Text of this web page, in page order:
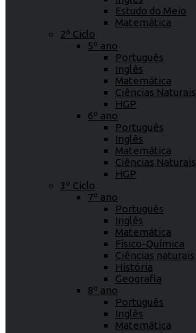
Estudo do Meio
Matemática
2º Ciclo
5º ano
Português
Inglês
Matemática
Ciências Naturais
HGP
6º ano
Português
Inglês
Matemática
Ciências Naturais
HGP
3º Ciclo
7º ano
Português
Inglês
Matemática
Físico-Química
Ciências naturais
História
Geografia
8º ano
Português
Inglês
Matemática